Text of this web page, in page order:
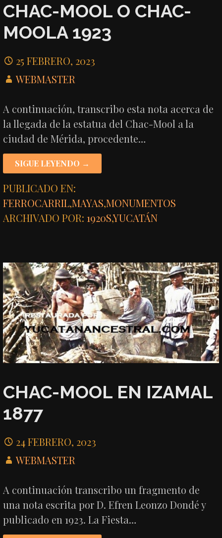
CHAC-MOOL O CHAC-
MOOLA 1923
25 FEBRERO, 2023
WEBMASTER
A continuación, transcribo esta nota acerca de
la llegada de la estatua del Chac-Mool a la
ciudad de Mérida, procedente…
SIGUE LEYENDO →
PUBLICADO EN:
FERROCARRIL,MAYAS,MONUMENTOS
ARCHIVADO POR:1920S,YUCATÁN
CHAC-MOOL EN IZAMAL
1877
24 FEBRERO, 2023
WEBMASTER
A continuación transcribo un fragmento de
una nota escrita por D. Efren Leonzo Dondé y
publicado en 1923. La Fiesta…